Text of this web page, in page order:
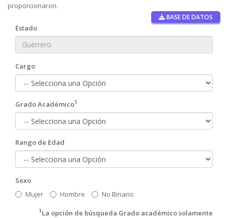
proporcionaron.
BASE DE DATOS
Estado
Cargo
Grado Académico1
Rango de Edad
Sexo
Mujer
Hombre No Binario
1 La opción de búsqueda Grado académico solamente